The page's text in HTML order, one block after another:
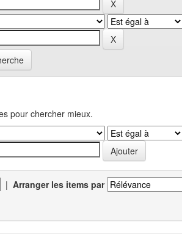
pour chercher mieux.
| Arranger les items par